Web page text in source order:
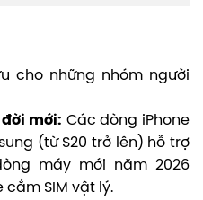
cho những nhóm người
mới: Các dòng iPhone
(từ S20 trở lên) hỗ trợ
máy mới năm 2026
SIM vật lý.